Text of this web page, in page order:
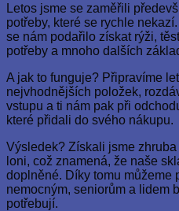
Letos jsme se zaměřili
potřeby, které se rychle
se nám podařilo získat rýži,
potřeby a mnoho dalších
A jak to funguje? Připravíme
nejvhodnějších položek,
vstupu a ti nám pak při
které přidali do svého nákupu.
Výsledek? Získali jsme
loni, což znamená, že naše
doplněné. Díky tomu můžeme
nemocným, seniorům a lidem
potřebují.